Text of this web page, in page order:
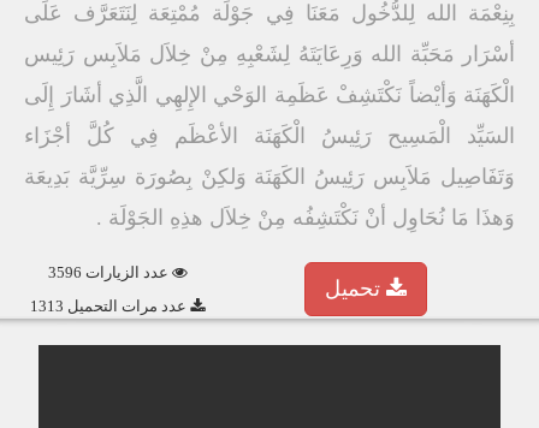
بِنِعْمَة الله لِلدُّخُول مَعَنَا فِي جَوْلَة مُمْتِعَة لِنَتَعَرَّف عَلَى
أسْرَار مَحَبِّة الله وَرِعَايَتَهُ لِشَعْبِهِ مِنْ خِلاَل مَلاَبِس رَئِيس
الْكَهَنَة وَأيْضاً نَكْتَشِفْ عَظَمِة الوَحْي الإِلهِي الَّذِي أشَارَ إِلَى
السَيِّد الْمَسِيح رَئِيسُ الْكَهَنَة الأعْظَم فِي كُلَّ أجْزَاء
وَتَفَاصِيل مَلاَبِس رَئِيسُ الكَهَنَة وَلكِنْ بِصُورَة سِرِّيَّة بَدِيعَة
وَهذَا مَا نُحَاوِل أنْ نَكْتَشِفُه مِنْ خِلاَل هذِهِ الجَوْلَة .
عدد الزيارات 3596
عدد مرات التحميل 1313
تحميل